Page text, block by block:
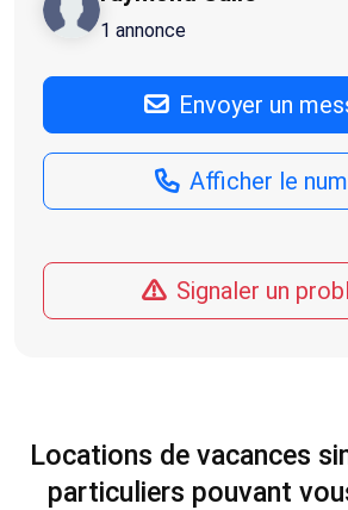
1 annonce
Envoyer un
Afficher le
Signaler un
Locations de vacances
particuliers pouvant